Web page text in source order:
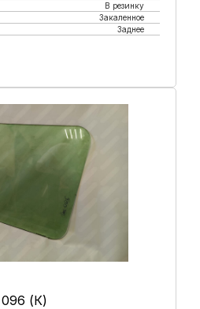
В резинку
Закаленное
Заднее
(К)